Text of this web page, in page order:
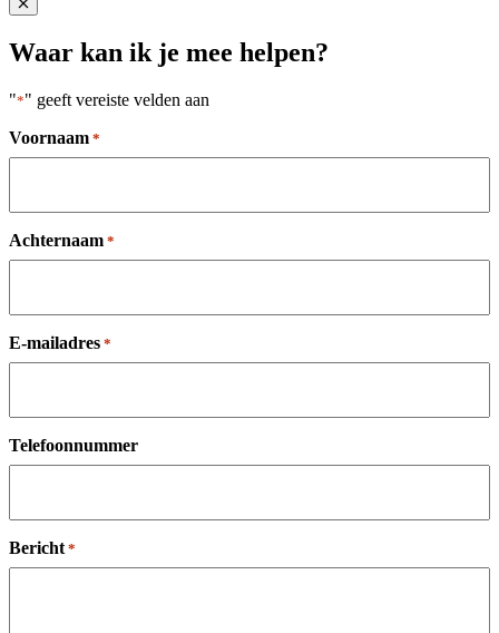
Close popup
Waar kan ik je mee helpen?
"*" geeft vereiste velden aan
Voornaam *
Achternaam *
E-mailadres *
Telefoonnummer
Bericht *